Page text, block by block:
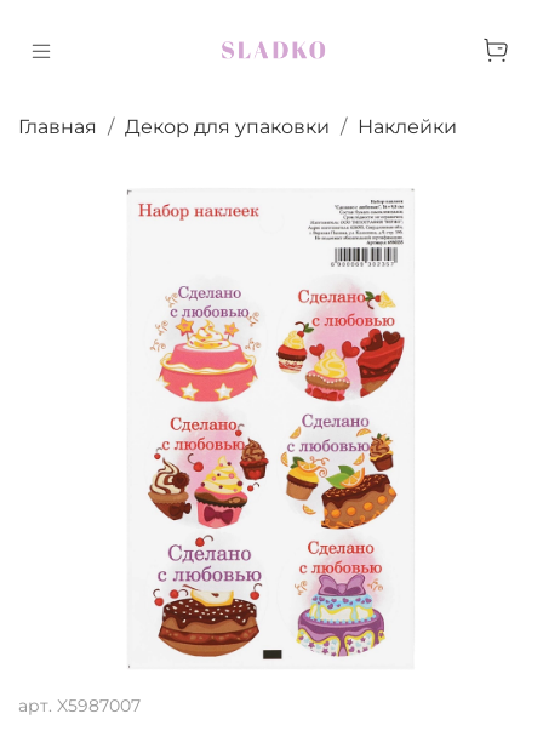
Главная Декор для упаковки Наклейки
арт. X5987007